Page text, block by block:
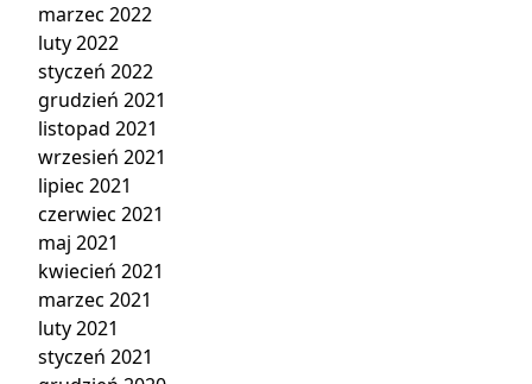
marzec 2022
luty 2022
styczeń 2022
grudzień 2021
listopad 2021
wrzesień 2021
lipiec 2021
czerwiec 2021
maj 2021
kwiecień 2021
marzec 2021
luty 2021
styczeń 2021